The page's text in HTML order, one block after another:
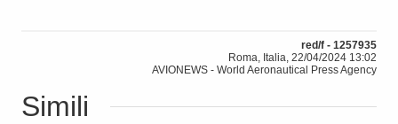
red/f - 1257935
Roma, Italia, 22/04/2024 13:02
AVIONEWS - World Aeronautical Press Agency
Simili